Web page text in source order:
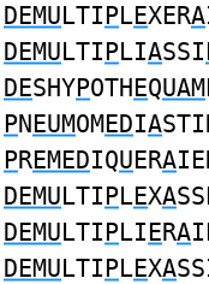
DEMULTIPLEXERA
DEMULTIPLIASSI
DESHYPOTHEQUAM
PNEUMOMEDIA
PREMEDIQUERA
DEMULTIPLEXA
DEMULTIPLIERA
DEMULTIPLEXA